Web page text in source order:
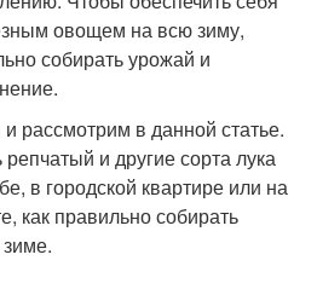
овощем на всю зиму,
собирать урожай и
рассмотрим в данной статье.
и другие сорта лука
в городской квартире или на
как правильно собирать